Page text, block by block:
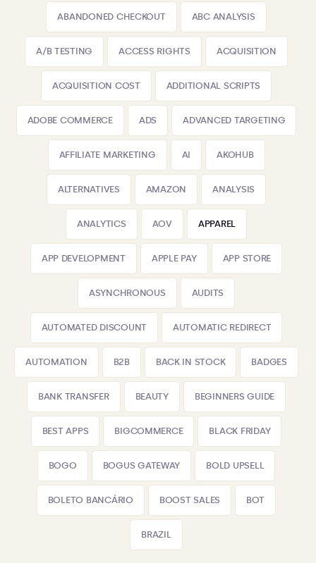
ABANDONED CHECKOUT ABC ANALYSIS
A/B TESTING ACCESS RIGHTS ACQUISITION
ACQUISITION COST ADDITIONAL SCRIPTS
ADOBE COMMERCE ADS ADVANCED TARGETING
AFFILIATE MARKETING AI AKOHUB
ALTERNATIVES AMAZON ANALYSIS
ANALYTICS AOV APPAREL
APP DEVELOPMENT APPLE PAY APP STORE
ASYNCHRONOUS AUDITS
AUTOMATED DISCOUNT AUTOMATIC REDIRECT
AUTOMATION B2B BACK IN STOCK BADGES
BANK TRANSFER BEAUTY BEGINNERS GUIDE
BEST APPS BIGCOMMERCE BLACK FRIDAY
BOGO BOGUS GATEWAY BOLD UPSELL
BOLETO BANCÁRIO BOOST SALES BOT
BRAZIL